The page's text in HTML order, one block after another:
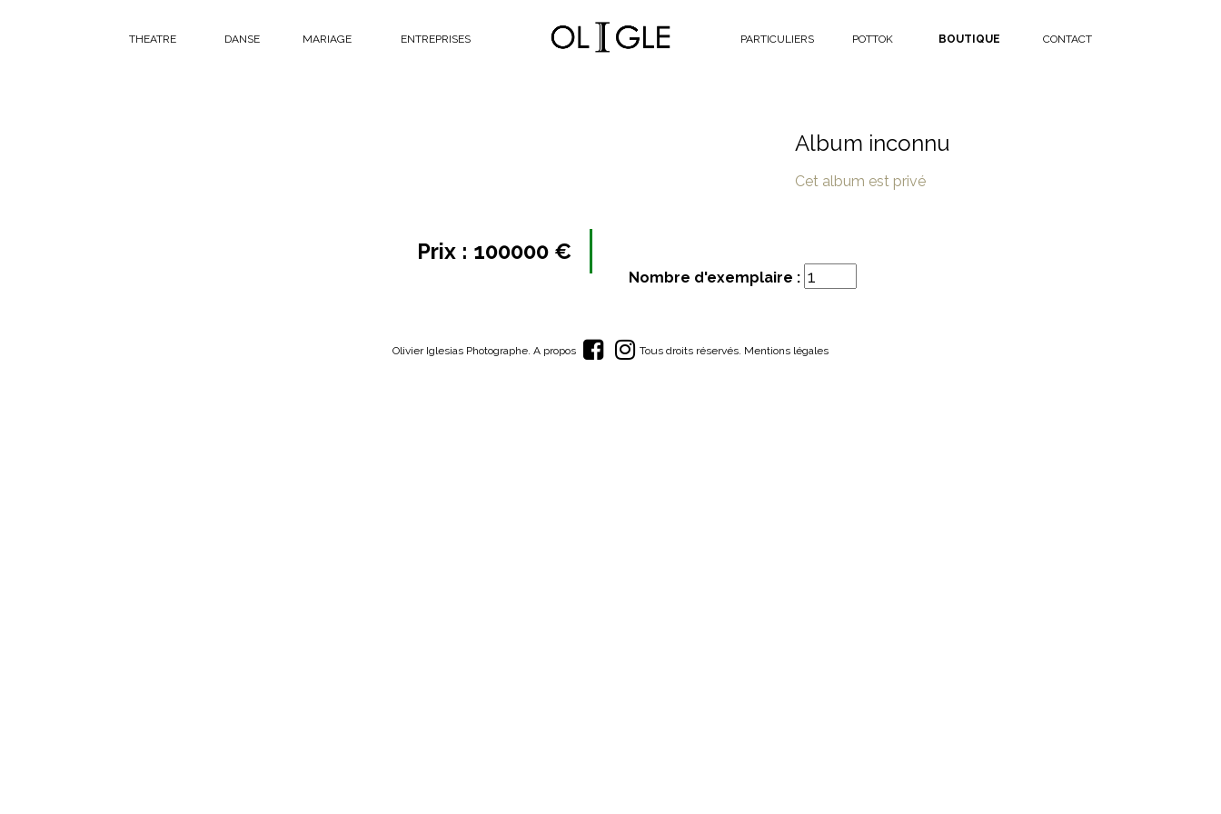
THEATRE DANSE MARIAGE ENTREPRISES PARTICULIERS POTTOK BOUTIQUE CONTACT
Oligle
Album inconnu
Cet album est privé
Prix : 100000€
Nombre d'exemplaire :
Olivier Iglesias Photographe. A propos Facebook
Instagram
Tous droits réservés. Mentions légales